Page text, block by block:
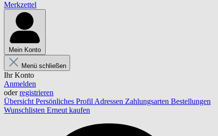
Merkzettel
Mein Konto
Menü schließen
Ihr Konto
Anmelden
oderregistrieren
Übersicht Persönliches Profil Adressen Zahlungsarten Bestellungen
Wunschlisten Erneut kaufen